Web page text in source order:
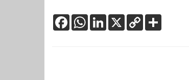
FacebookWhatsApp
LinkedIn
X Copy
Link